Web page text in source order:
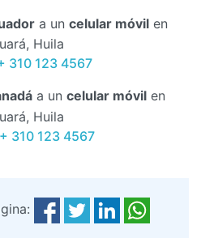
a un celular móvilen
Huila
310 123 4567
a un celular móvilen
Huila
310 123 4567